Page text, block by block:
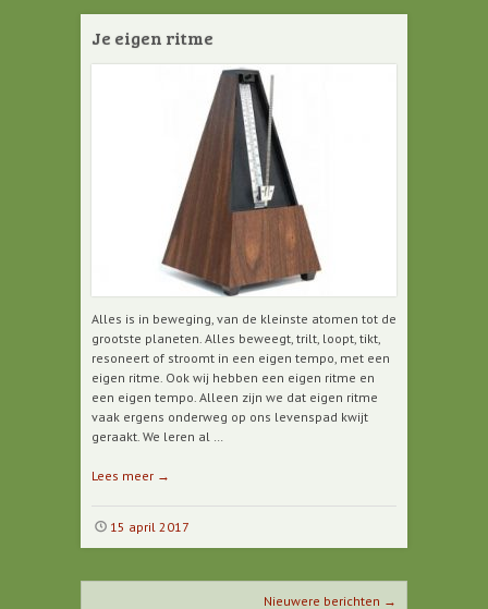
Je eigen ritme
Alles is in beweging, van de kleinste atomen tot de
grootste planeten. Alles beweegt, trilt, loopt, tikt,
resoneert of stroomt in een eigen tempo, met een
eigen ritme. Ook wij hebben een eigen ritme en
een eigen tempo. Alleen zijn we dat eigen ritme
vaak ergens onderweg op ons levenspad kwijt
geraakt. We leren al …
Lees meer →
15 april 2017
Nieuwere berichten →